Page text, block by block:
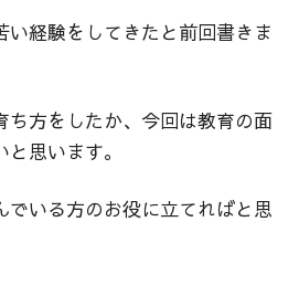
い経験をしてきたと前回書きま
ち方をしたか、今回は教育の面
思います。
でいる方のお役に立てればと思